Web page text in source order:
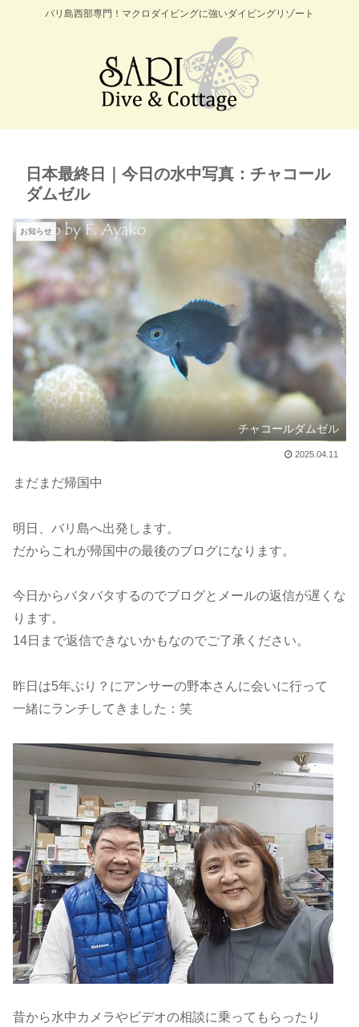
バリ島西部専門！マクロダイビングに強いダイビングリゾート
日本最終日｜今日の水中写真：チャコール
ダムゼル
お知らせ
チャコールダムゼル
2025.04.11
まだまだ帰国中
明日、バリ島へ出発します。
だからこれが帰国中の最後のブログになります。
今日からバタバタするのでブログとメールの返信が遅くな
ります。
14日まで返信できないかもなのでご了承ください。
昨日は5年ぶり？にアンサーの野本さんに会いに行って
一緒にランチしてきました：笑
昔から水中カメラやビデオの相談に乗ってもらったり